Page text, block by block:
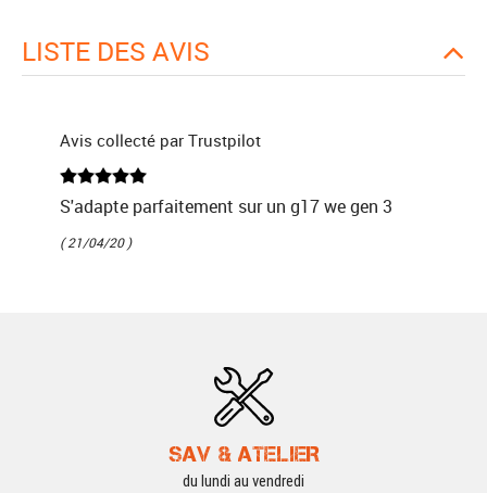
LISTE DES AVIS
Avis collecté par Trustpilot
S'adapte parfaitement sur un g17 we gen 3
( 21/04/20 )
SAV & ATELIER
du lundi au vendredi